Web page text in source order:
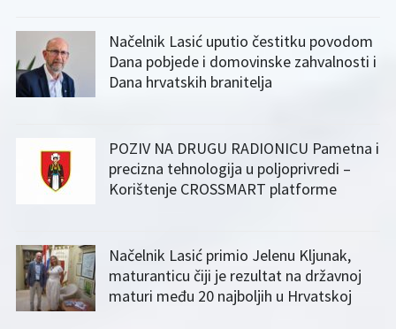
Načelnik Lasić uputio čestitku povodom
Dana pobjede i domovinske zahvalnosti i
Dana hrvatskih branitelja
POZIV NA DRUGU RADIONICU Pametna i
precizna tehnologija u poljoprivredi –
Korištenje CROSSMART platforme
Načelnik Lasić primio Jelenu Kljunak,
maturanticu čiji je rezultat na državnoj
maturi među 20 najboljih u Hrvatskoj